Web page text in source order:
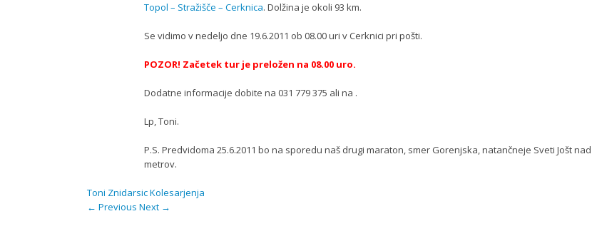
Topol – Stražišče – Cerknica. Dolžina je okoli 93 km.
Se vidimo v nedeljo dne 19.6.2011 ob 08.00 uri v Cerknici pri pošti.
POZOR! Začetek tur je preložen na 08.00 uro.
Dodatne informacije dobite na 031 779 375 ali na .
Lp, Toni.
P.S. Predvidoma 25.6.2011 bo na sporedu naš drugi maraton, smer Gorenjska, natančneje Sveti Jošt
metrov.
Toni ZnidarsicKolesarjenja
← Previous Next →